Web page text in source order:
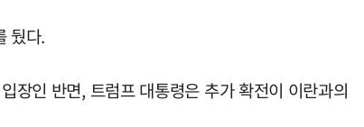
뒀다.
장인 반면, 트럼프 대통령은 추가 확전이 이란과의